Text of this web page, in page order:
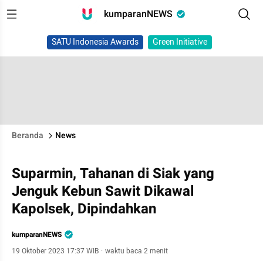
kumparanNEWS
SATU Indonesia Awards Green Initiative
Beranda News
Suparmin, Tahanan di Siak yang
Jenguk Kebun Sawit Dikawal
Kapolsek, Dipindahkan
kumparanNEWS
19 Oktober 2023 17:37 WIB · waktu baca 2 menit